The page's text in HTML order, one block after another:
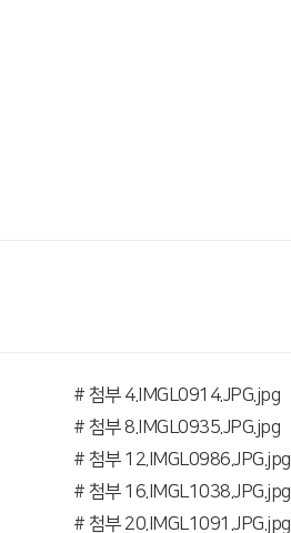
# 첨부 4.IMGL0914.JPG.jpg
# 첨부 8.IMGL0935.JPG.jpg
# 첨부 12.IMGL0986.JPG.jpg
# 첨부 16.IMGL1038.JPG.jpg
# 첨부 20.IMGL1091.JPG.jpg